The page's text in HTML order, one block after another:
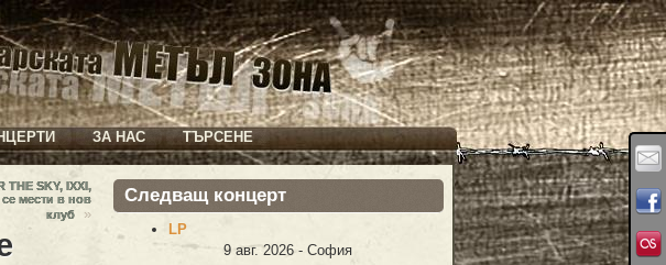
ЗА НАС ТЪРСЕНЕ
THE SKY, IXXI,
се мести в нов
клуб
»
Следващ концерт
LP
9 авг. 2026 - София